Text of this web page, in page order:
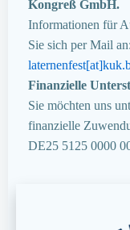
Kongreß GmbH.
Informationen für
Sie sich per Mail an:
Finanzielle
Sie möchten uns
finanzielle
DE25 5125 0000